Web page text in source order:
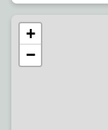
+
−